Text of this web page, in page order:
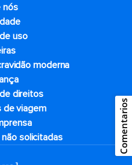
nós
uso
moderna
direitos
de viagem
solicitadas
Comentarios